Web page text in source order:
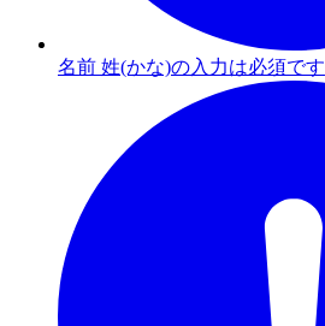
名前 姓(かな)の入力は必須です